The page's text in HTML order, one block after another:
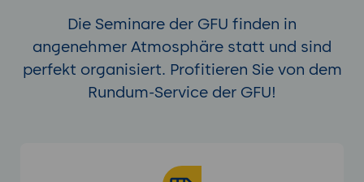
Die Seminare der GFU finden in
angenehmer Atmosphäre statt und sind
perfekt organisiert. Profitieren Sie von dem
Rundum-Service der GFU!